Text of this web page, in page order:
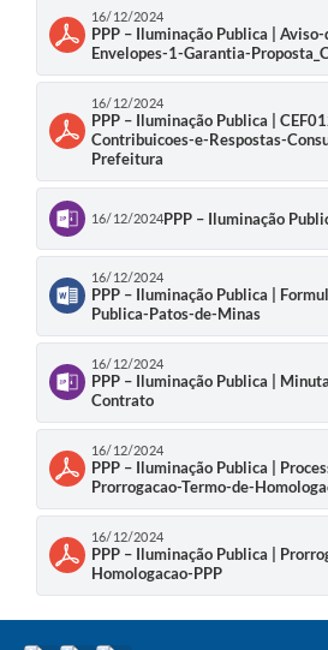
16/12/2024
PPP – Iluminação Publica |
Envelopes-1-Garantia-
16/12/2024
PPP – Iluminação Publica |
Contribuicoes-e-Respostas-
Prefeitura
16/12/2024PPP – Iluminação
16/12/2024
PPP – Iluminação Publica |
Publica-Patos-de-Minas
16/12/2024
PPP – Iluminação Publica |
Contrato
16/12/2024
PPP – Iluminação Publica |
Prorrogacao-Termo-de-
16/12/2024
PPP – Iluminação Publica |
Homologacao-PPP